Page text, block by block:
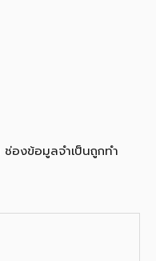
ช่องข้อมูลจำเป็นถูกทำ